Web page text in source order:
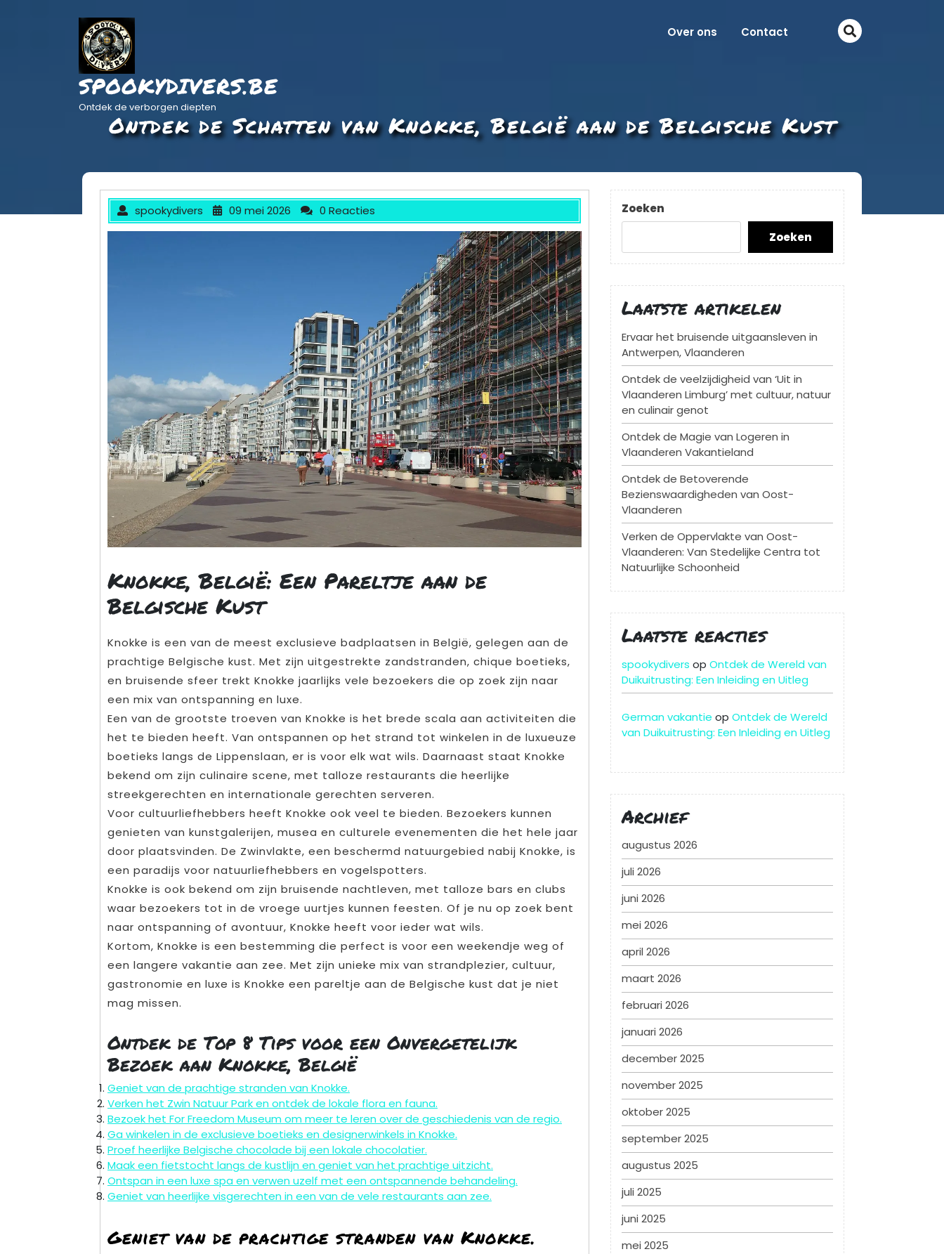
SPOOKYDIVERS.BE
Ontdek de verborgen diepten
Over ons Contact
Ontdek de Schatten van Knokke, België aan de Belgische Kust
spookydivers 09 mei 2026 0 Reacties
Knokke, België: Een Pareltje aan de
Belgische Kust
Knokke is een van de meest exclusieve badplaatsen in België, gelegen aan de
prachtige Belgische kust. Met zijn uitgestrekte zandstranden, chique boetieks,
en bruisende sfeer trekt Knokke jaarlijks vele bezoekers die op zoek zijn naar
een mix van ontspanning en luxe.
Een van de grootste troeven van Knokke is het brede scala aan activiteiten die
het te bieden heeft. Van ontspannen op het strand tot winkelen in de luxueuze
boetieks langs de Lippenslaan, er is voor elk wat wils. Daarnaast staat Knokke
bekend om zijn culinaire scene, met talloze restaurants die heerlijke
streekgerechten en internationale gerechten serveren.
Voor cultuurliefhebbers heeft Knokke ook veel te bieden. Bezoekers kunnen
genieten van kunstgalerijen, musea en culturele evenementen die het hele jaar
door plaatsvinden. De Zwinvlakte, een beschermd natuurgebied nabij Knokke, is
een paradijs voor natuurliefhebbers en vogelspotters.
Knokke is ook bekend om zijn bruisende nachtleven, met talloze bars en clubs
waar bezoekers tot in de vroege uurtjes kunnen feesten. Of je nu op zoek bent
naar ontspanning of avontuur, Knokke heeft voor ieder wat wils.
Kortom, Knokke is een bestemming die perfect is voor een weekendje weg of
een langere vakantie aan zee. Met zijn unieke mix van strandplezier, cultuur,
gastronomie en luxe is Knokke een pareltje aan de Belgische kust dat je niet
mag missen.
Ontdek de Top 8 Tips voor een Onvergetelijk
Bezoek aan Knokke, België
Geniet van de prachtige stranden van Knokke.
Verken het Zwin Natuur Park en ontdek de lokale flora en fauna.
Bezoek het For Freedom Museum om meer te leren over de geschiedenis van de regio.
Ga winkelen in de exclusieve boetieks en designerwinkels in Knokke.
Proef heerlijke Belgische chocolade bij een lokale chocolatier.
Maak een fietstocht langs de kustlijn en geniet van het prachtige uitzicht.
Ontspan in een luxe spa en verwen uzelf met een ontspannende behandeling.
Geniet van heerlijke visgerechten in een van de vele restaurants aan zee.
Geniet van de prachtige stranden van Knokke.
Zoeken
Zoeken
Laatste artikelen
Ervaar het bruisende uitgaansleven in
Antwerpen, Vlaanderen
Ontdek de veelzijdigheid van ‘Uit in
Vlaanderen Limburg’ met cultuur, natuur
en culinair genot
Ontdek de Magie van Logeren in
Vlaanderen Vakantieland
Ontdek de Betoverende
Bezienswaardigheden van Oost-
Vlaanderen
Verken de Oppervlakte van Oost-
Vlaanderen: Van Stedelijke Centra tot
Natuurlijke Schoonheid
Laatste reacties
spookydivers op Ontdek de Wereld van
Duikuitrusting: Een Inleiding en Uitleg
German vakantie op Ontdek de Wereld
van Duikuitrusting: Een Inleiding en Uitleg
Archief
augustus 2026
juli 2026
juni 2026
mei 2026
april 2026
maart 2026
februari 2026
januari 2026
december 2025
november 2025
oktober 2025
september 2025
augustus 2025
juli 2025
juni 2025
mei 2025